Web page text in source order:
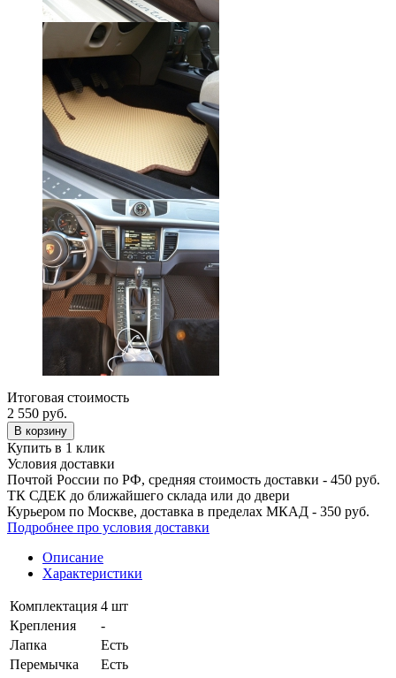
Итоговая стоимость
2 550 руб.
В корзину
Купить в 1 клик
Условия доставки
Почтой России по РФ, средняя стоимость доставки - 450 руб.
ТК СДЕК до ближайшего склада или до двери
Курьером по Москве, доставка в пределах МКАД - 350 руб.
Подробнее про условия доставки
Описание
Характеристики
Комплектация 4 шт
Крепления
-
Лапка
Есть
Перемычка
Есть